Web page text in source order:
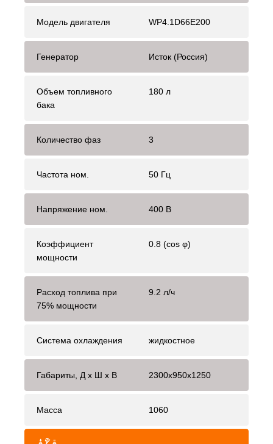
Модель двигателя WP4.1D66E200
Генератор Исток (Россия)
Объем топливного
бака
180 л
Количество фаз 3
Частота ном. 50 Гц
Напряжение ном. 400 В
Коэффициент
мощности
0.8 (cos φ)
Расход топлива при
75% мощности
9.2 л/ч
Система охлаждения жидкостное
Габариты, Д x Ш x В 2300x950x1250
Масса 1060